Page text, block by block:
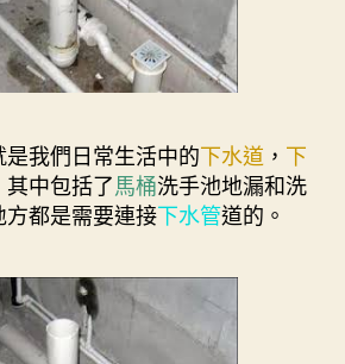
我們日常生活中的下水道 ， 下
中包括了馬桶洗手池地漏和洗
都是需要連接下水管道的。